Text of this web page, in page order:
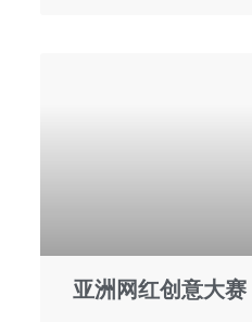
亚洲网红创意大赛